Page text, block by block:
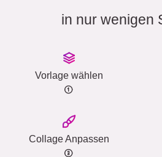
in nur wenigen
Vorlage wählen
Collage Anpassen